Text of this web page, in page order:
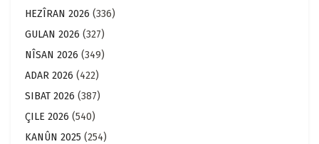
HEZÎRAN 2026 (336)
GULAN 2026 (327)
NÎSAN 2026 (349)
ADAR 2026 (422)
SIBAT 2026 (387)
ÇILE 2026 (540)
KANÛN 2025 (254)